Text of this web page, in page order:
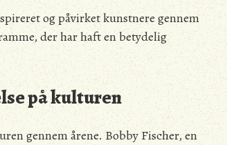
og påvirket kunstnere gennem
der har haft en betydelig
på kulturen
gennem årene. Bobby Fischer, en